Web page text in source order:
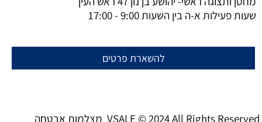
שעות פעילות א-ה בין השעות 9:00 - 17:00
להשארת פרטים
מצלמות אבטחה VSALE © 2024 All Rights Reserved